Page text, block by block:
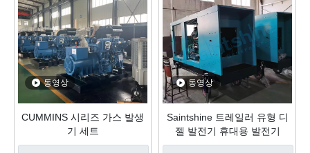
동영상
CUMMINS 시리즈 가스 발생
기 세트
동영상
Saintshine 트레일러 유형 디
젤 발전기 휴대용 발전기